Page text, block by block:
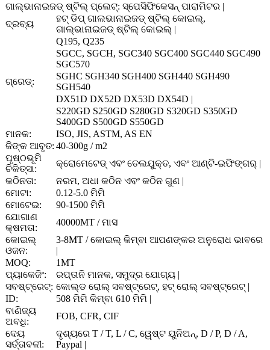
ଗାଲ୍ଭାନାଇଜଡ୍ ଷ୍ଟିଲ୍ ପ୍ଲେଟ୍: ସ୍ପେସିଫିକେସନ୍ ପାରାମିଟର |
ଦ୍ରବ୍ୟ
ହଟ୍ ଡିପ୍ ଗାଲଭାନାଇଜଡ୍ ଷ୍ଟିଲ୍ କୋଇଲ୍,
ଗାଲ୍ଭାନାଇଜଡ୍ ଷ୍ଟିଲ୍ କୋଇଲ୍ |
ଗ୍ରେଡ୍:
Q195, Q235
SGCC, SGCH, SGC340 SGC400 SGC440 SGC490
SGC570
SGHC SGH340 SGH400 SGH440 SGH490
SGH540
DX51D DX52D DX53D DX54D |
S220GD S250GD S280GD S320GD S350GD
S400GD S500GD S550GD
ମାନକ:
ISO, JIS, ASTM, AS EN
ଜିଙ୍କ ଆବୃତ: 40-300g / m2
ପୃଷ୍ଠଭୂମି
ଚିକିତ୍ସା:
କ୍ରୋମେଟେଡ୍ ଏବଂ ତେଲଯୁକ୍ତ, ଏବଂ ଆଣ୍ଟି-ଇଫିଙ୍ଗର୍ |
କଠିନତା:
ନରମ, ଅଧା କଠିନ ଏବଂ କଠିନ ଗୁଣ |
ମୋଟା:
0.12-5.0 ମିମି
ମୋଟେଇ:
90-1500 ମିମି
ଯୋଗାଣ
କ୍ଷମତା:
40000MT / ମାସ
କୋଇଲ୍
ଓଜନ:
3-8MT / କୋଇଲ୍ କିମ୍ବା ଆପଣଙ୍କର ଅନୁରୋଧ ଭାବରେ
|
MOQ:
1MT
ପ୍ୟାକେଜିଂ:
ରପ୍ତାନି ମାନକ, ସମୁଦ୍ର ଯୋଗ୍ୟ |
ସବଷ୍ଟ୍ରେଟ୍: କୋଲ୍ଡ ରୋଲ୍ ସବଷ୍ଟ୍ରେଟ୍, ହଟ୍ ରୋଲ୍ ସବଷ୍ଟ୍ରେଟ୍ |
ID:
508 ମିମି କିମ୍ବା 610 ମିମି |
ବାଣିଜ୍ୟ
ଅବଧି:
FOB, CFR, CIF
ଦେୟ
ସର୍ତ୍ତାବଳୀ:
ଦୃଶ୍ୟରେ T / T, L / C, ୱେଷ୍ଟ ୟୁନିଅନ୍, D / P, D / A,
Paypal |